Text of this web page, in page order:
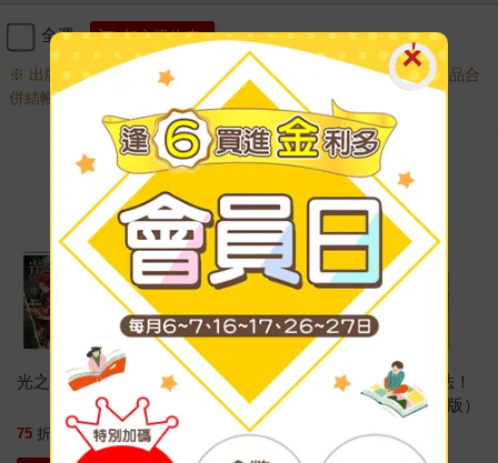
全選 加入購物車
※ 出版日十年以上商品需另下訂，調貨時間較長，無法與一般商品合
併結帳，敬請見諒。
光之祭司(5-9) 完
75 折 特價 746 元
格雷森家，禁止異能魔法！
1（金石堂獨家作者親簽版）
198 元